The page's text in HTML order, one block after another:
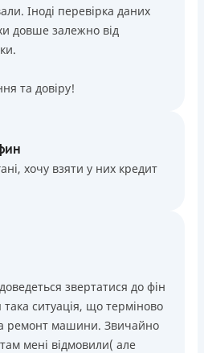
Іноді перевірка даних
довше залежно від
та довіру!
хочу взяти у них кредит
звертатися до фін
така ситуація, що терміново
ремонт машини. Звичайно
мені відмовили( але